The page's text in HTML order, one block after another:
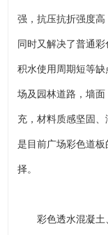
强，抗压抗折强度高
同时又解决了普通
积水使用周期短等
场及园林道路，墙
充，材料质感坚固
是目前广场彩色道
择。
彩色透水混凝土